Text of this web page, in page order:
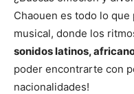
Chaouen es todo lo
musical, donde los
sonidos latinos,
poder encontrarte con
nacionalidades!